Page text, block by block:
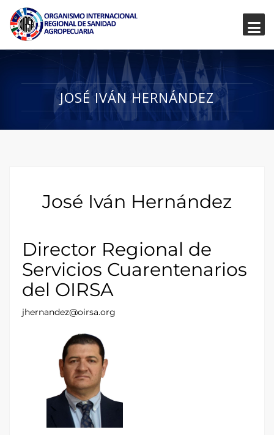
JOSÉ IVÁN HERNÁNDEZ
José Iván Hernández
Director Regional de
Servicios Cuarentenarios
del OIRSA
jhernandez@oirsa.org